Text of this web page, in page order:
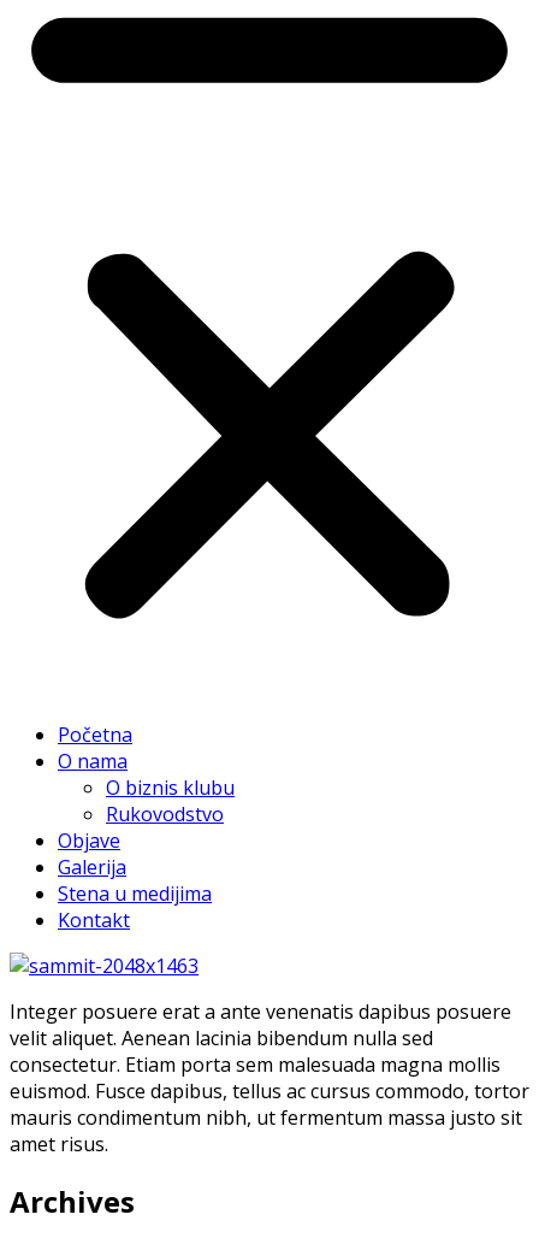
Početna
O nama
O biznis klubu
Rukovodstvo
Objave
Galerija
Stena u medijima
Kontakt
Integer posuere erat a ante venenatis dapibus posuere
velit aliquet. Aenean lacinia bibendum nulla sed
consectetur. Etiam porta sem malesuada magna mollis
euismod. Fusce dapibus, tellus ac cursus commodo, tortor
mauris condimentum nibh, ut fermentum massa justo sit
amet risus.
Archives